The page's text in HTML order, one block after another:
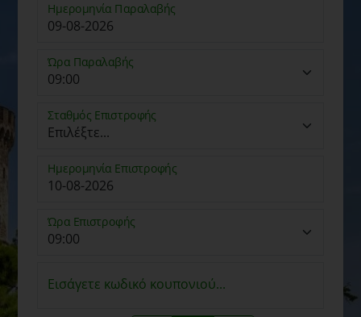
Ημερομηνία Παραλαβής
Ώρα Παραλαβής
Σταθμός Επιστροφής
Ημερομηνία Επιστροφής
Ώρα Επιστροφής
Εισάγετε κωδικό κουπονιού...